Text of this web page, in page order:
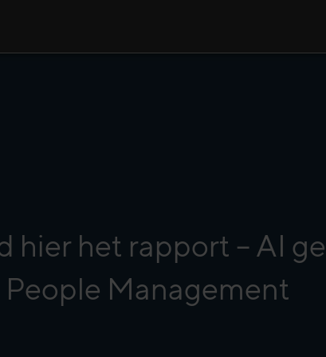
hier het rapport – AI
People Management